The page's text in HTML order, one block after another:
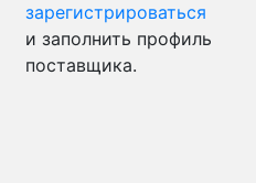
зарегистрироваться
и заполнить профиль
поставщика.